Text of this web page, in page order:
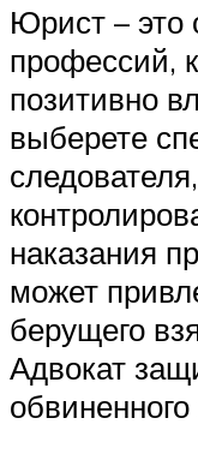
Юрист – это
профессий,
позитивно
выберете
наказания
может
берущего
Адвокат